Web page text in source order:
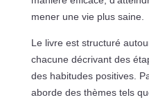
mener une vie plus saine.
Le livre est structuré
chacune décrivant des
des habitudes positives.
aborde des thèmes tels